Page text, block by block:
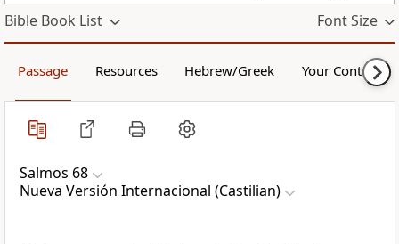
Bible Book List Font Size
Passage Resources Hebrew/Greek Your Content
Salmos 68
Nueva Versión Internacional (Castilian)